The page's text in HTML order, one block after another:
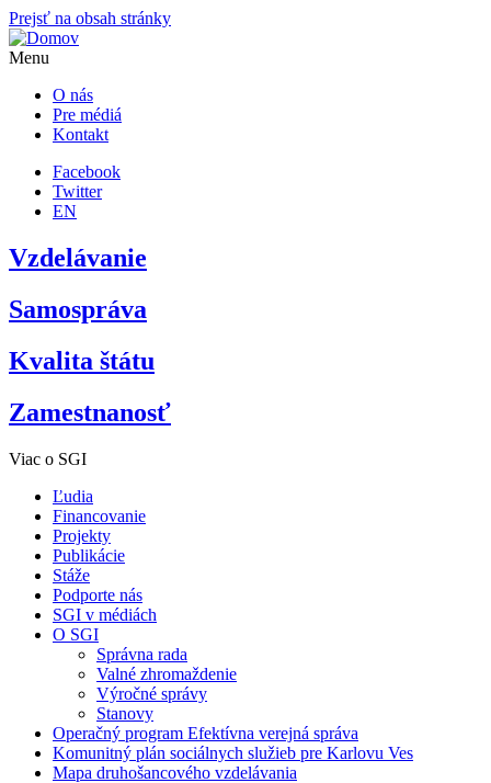
Prejsť na obsah stránky
Menu
O nás
Pre médiá
Kontakt
Facebook
Twitter
EN
Vzdelávanie
Samospráva
Kvalita štátu
Zamestnanosť
Viac o SGI
Ľudia
Financovanie
Projekty
Publikácie
Stáže
Podporte nás
SGI v médiách
O SGI
Správna rada
Valné zhromaždenie
Výročné správy
Stanovy
Operačný program Efektívna verejná správa
Komunitný plán sociálnych služieb pre Karlovu Ves
Mapa druhošancového vzdelávania